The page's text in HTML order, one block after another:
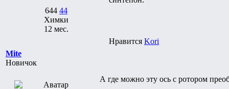
644 44
Химки
12 мес.
Нравится Kori
Mite
Новичок
А где можно эту ось с ротором